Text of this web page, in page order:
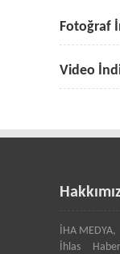
Fotoğraf
Video
İHA MEDYA,
İhlas